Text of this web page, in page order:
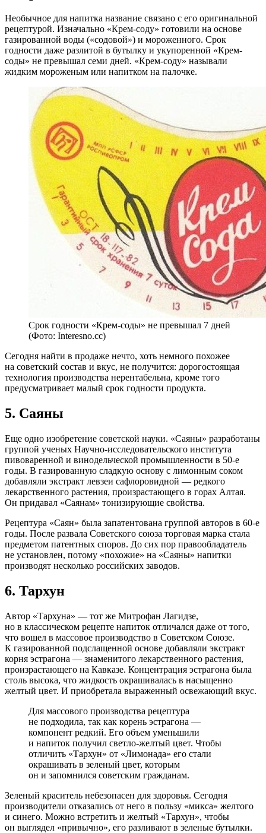
Необычное для напитка название связано с его оригинальной
рецептурой. Изначально «Крем-соду» готовили на основе
газированной воды («содовой») и мороженного. Срок
годности даже разлитой в бутылку и укупоренной «Крем-
соды» не превышал семи дней. «Крем-соду» называли
жидким мороженым или напитком на палочке.
Срок годности «Крем-соды» не превышал 7 дней
(Фото: Interesno.cc)
Сегодня найти в продаже нечто, хоть немного похожее
на советский состав и вкус, не получится: дорогостоящая
технология производства нерентабельна, кроме того
предусматривает малый срок годности продукта.
5. Саяны
Еще одно изобретение советской науки. «Саяны» разработаны
группой ученых Научно-исследовательского института
пивоваренной и винодельческой промышленности в 50-е
годы. В газированную сладкую основу с лимонным соком
добавляли экстракт левзеи сафлоровидной — редкого
лекарственного растения, произрастающего в горах Алтая.
Он придавал «Саянам» тонизирующие свойства.
Рецептура «Саян» была запатентована группой авторов в 60-е
годы. После развала Советского союза торговая марка стала
предметом патентных споров. До сих пор правообладатель
не установлен, потому «похожие» на «Саяны» напитки
производят несколько российских заводов.
6. Тархун
Автор «Тархуна» — тот же Митрофан Лагидзе,
но в классическом рецепте напиток отличался даже от того,
что вошел в массовое производство в Советском Союзе.
К газированной подслащенной основе добавляли экстракт
корня эстрагона — знаменитого лекарственного растения,
произрастающего на Кавказе. Концентрация эстрагона была
столь высока, что жидкость окрашивалась в насыщенно
желтый цвет. И приобретала выраженный освежающий вкус.
Для массового производства рецептура
не подходила, так как корень эстрагона —
компонент редкий. Его объем уменьшили
и напиток получил светло-желтый цвет. Чтобы
отличить «Тархун» от «Лимонада» его стали
окрашивать в зеленый цвет, которым
он и запомнился советским гражданам.
Зеленый краситель небезопасен для здоровья. Сегодня
производители отказались от него в пользу «микса» желтого
и синего. Можно встретить и желтый «Тархун», чтобы
он выглядел «привычно», его разливают в зеленые бутылки.